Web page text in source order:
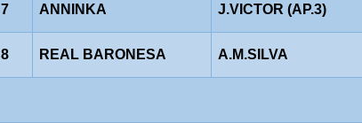
7 ANNINKA J.VICTOR (AP.3)
8 REAL BARONESA A.M.SILVA